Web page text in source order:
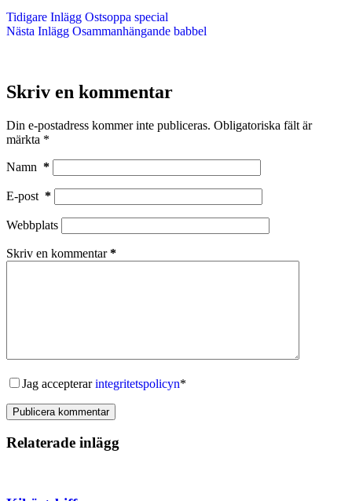
Tidigare Inlägg Ostsoppa special
Nästa Inlägg Osammanhängande babbel
Skriv en kommentar
Din e-postadress kommer inte publiceras. Obligatoriska fält är
märkta *
Namn *
E-post *
Webbplats
Skriv en kommentar*
Jag accepterarintegritetspolicyn*
Publicera kommentar
Relaterade inlägg